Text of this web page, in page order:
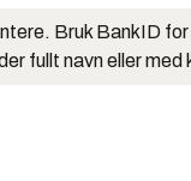
Bruk BankID
fullt navn eller med